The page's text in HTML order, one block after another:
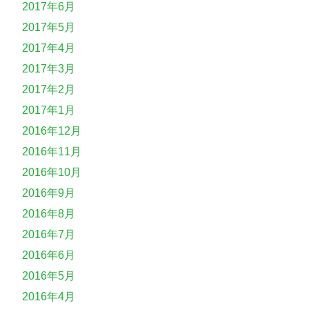
2017年6月
2017年5月
2017年4月
2017年3月
2017年2月
2017年1月
2016年12月
2016年11月
2016年10月
2016年9月
2016年8月
2016年7月
2016年6月
2016年5月
2016年4月